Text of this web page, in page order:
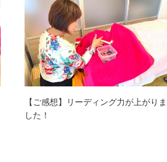
【ご感想】リーディング力が上がりま
した！